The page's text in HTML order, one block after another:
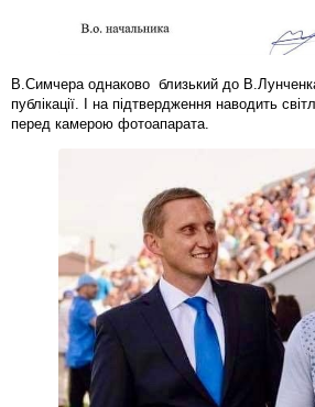
В.Симчера однаково близький до
публікації. І на підтвердження наводить
перед камерою фотоапарата.